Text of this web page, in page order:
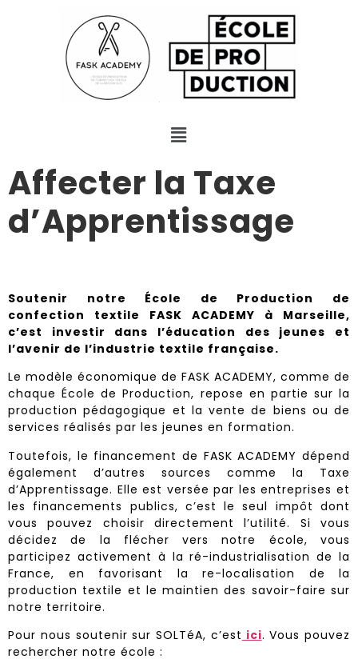
Affecter la Taxe
d’Apprentissage
Soutenir notre École de Production de
confection textile FASK ACADEMY à Marseille,
c’est investir dans l’éducation des jeunes et
l’avenir de l’industrie textile française.
Le modèle économique de FASK ACADEMY, comme de
chaque École de Production, repose en partie sur la
production pédagogique et la vente de biens ou de
services réalisés par les jeunes en formation.
Toutefois, le financement de FASK ACADEMY dépend
également d’autres sources comme la Taxe
d’Apprentissage. Elle est versée par les entreprises et
les financements publics, c’est le seul impôt dont
vous pouvez choisir directement l’utilité. Si vous
décidez de la flécher vers notre école, vous
participez activement à la ré-industrialisation de la
France, en favorisant la re-localisation de la
production textile et le maintien des savoir-faire sur
notre territoire.
Pour nous soutenir sur SOLTéA, c’est ici. Vous pouvez
rechercher notre école :